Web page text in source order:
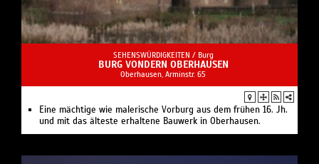
SEHENSWÜRDIGKEITEN / Burg
BURG VONDERN OBERHAUSEN
Oberhausen, Arminstr. 65
Eine mächtige wie malerische Vorburg aus dem frühen 16. Jh.
und mit das älteste erhaltene Bauwerk in Oberhausen.